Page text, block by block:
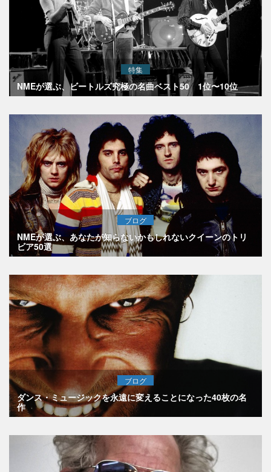
特集
NMEが選ぶ、ビートルズ究極の名曲ベスト50 1位〜10位
ブログ
NMEが選ぶ、あなたが知らないかもしれないクイーンのトリ
ビア50選
ブログ
ダンス・ミュージックを永遠に変えることになった40枚の名
作